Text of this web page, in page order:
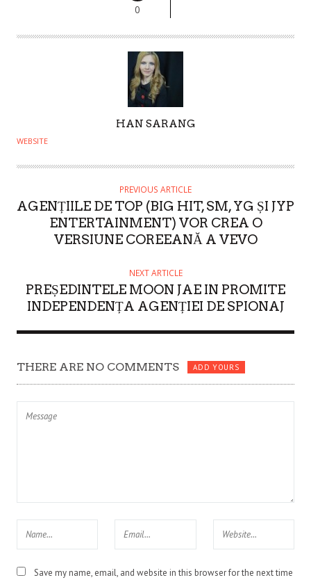
0
U
H
R
HAN SARANG
WEBSITE
PREVIOUS ARTICLE
AGENȚIILE DE TOP (BIG HIT, SM, YG ȘI JYP
ENTERTAINMENT) VOR CREA O
VERSIUNE COREEANĂ A VEVO
NEXT ARTICLE
PREȘEDINTELE MOON JAE IN PROMITE
INDEPENDENȚA AGENȚIEI DE SPIONAJ
THERE ARE NO COMMENTS ADD YOURS
Save my name, email, and website in this browser for the next time